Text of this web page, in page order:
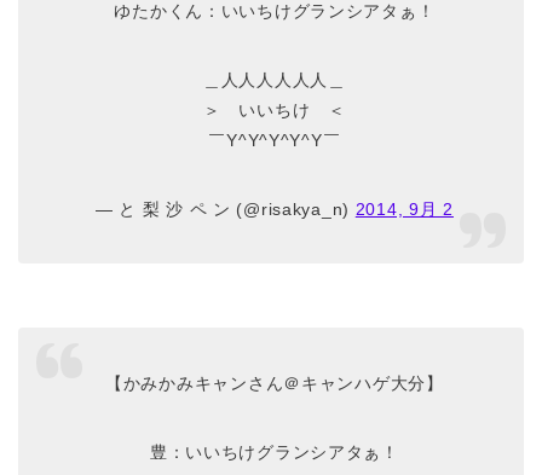
ゆたかくん：いいちけグランシアタぁ！
＿人人人人人人＿
＞ いいちけ ＜
￣Y^Y^Y^Y^Y￣
— と 梨 沙 ペ ン (@risakya_n) 2014, 9月 2
【かみかみキャンさん＠キャンハゲ大分】
豊：いいちけグランシアタぁ！